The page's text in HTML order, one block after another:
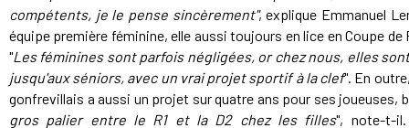
compétents, je le pense sincèrement", explique Emmanuel
équipe première féminine, elle aussi toujours en lice en Coupe
"Les féminines sont parfois négligées, or chez nous, elles
jusqu'aux séniors, avec un vrai projet sportif à la clef". En
gonfrevillais a aussi un projet sur quatre ans pour ses joueuses,
gros palier entre le R1 et la D2 chez les filles", note-t-